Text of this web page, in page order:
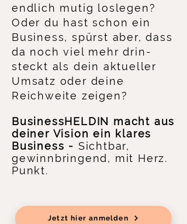
endlich mutig loslegen?
Oder du hast schon ein
Business, spürst aber, dass
da noch viel mehr drin­
steckt als dein aktueller
Umsatz oder deine
Reichweite zeigen?
BusinessHELDIN macht aus
deiner Vision ein klares
Business - Sichtbar,
gewinnbringend, mit Herz.
Punkt.
Jetzt hier anmelden